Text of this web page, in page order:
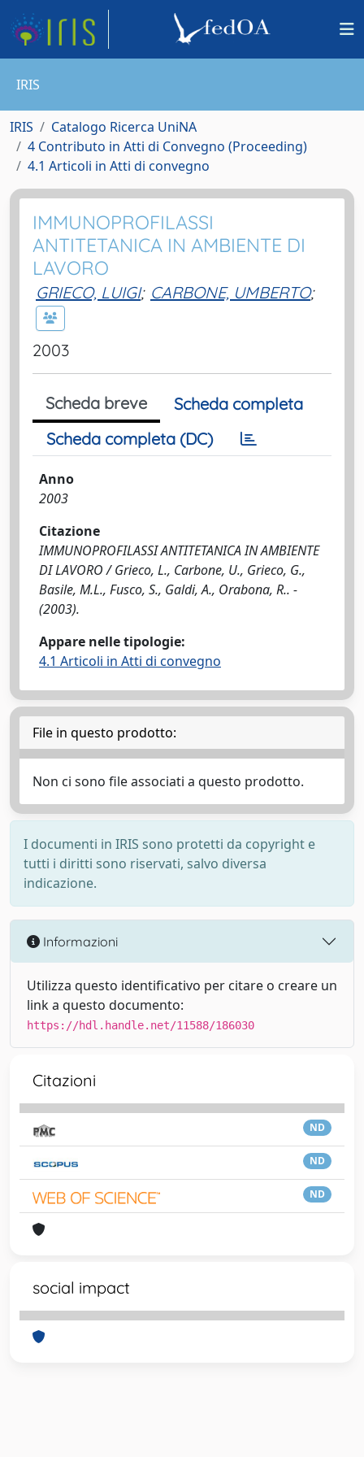
IRIS
IRIS
Catalogo Ricerca UniNA
4 Contributo in Atti di Convegno (Proceeding)
4.1 Articoli in Atti di convegno
IMMUNOPROFILASSI
ANTITETANICA IN AMBIENTE DI
LAVORO
GRIECO, LUIGI; CARBONE, UMBERTO;
2003
Scheda breve
Scheda completa
Scheda completa (DC)
Anno
2003
Citazione
IMMUNOPROFILASSI ANTITETANICA IN AMBIENTE
DI LAVORO / Grieco, L., Carbone, U., Grieco, G.,
Basile, M.L., Fusco, S., Galdi, A., Orabona, R.. -
(2003).
Appare nelle tipologie:
4.1 Articoli in Atti di convegno
File in questo prodotto:
Non ci sono file associati a questo prodotto.
I documenti in IRIS sono protetti da copyright e
tutti i diritti sono riservati, salvo diversa
indicazione.
Informazioni
Utilizza questo identificativo per citare o creare un
link a questo documento:
https://hdl.handle.net/11588/186030
Citazioni
ND
ND
ND
social impact